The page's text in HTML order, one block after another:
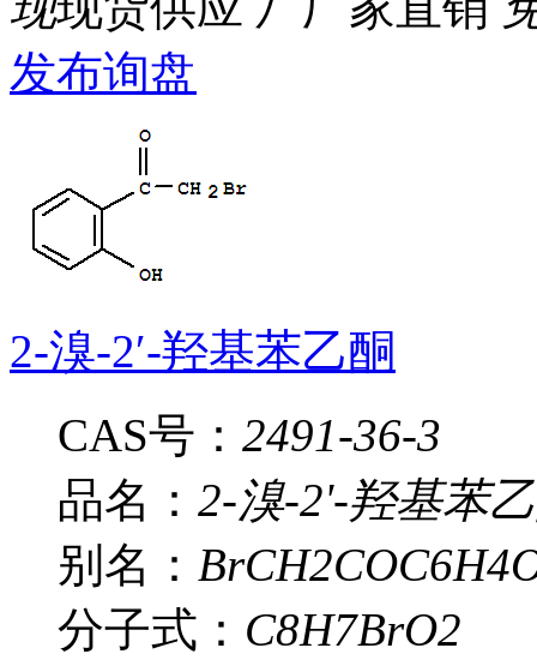
发布询盘
2-溴-2′-羟基苯乙酮
CAS号： 2491-36-3
品名： 2-溴-2'-羟基苯
别名：
分子式： C8H7BrO2